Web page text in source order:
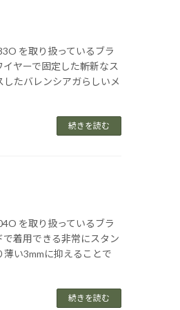
を取り扱っているブラ
ヤーで固定した斬新なス
たバレンシアガらしいメ
続きを読む
を取り扱っているブラ
着用できる非常にスタン
い3mmに抑えることで
続きを読む